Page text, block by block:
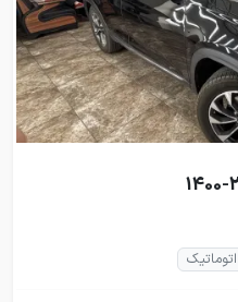
اتوماتیک